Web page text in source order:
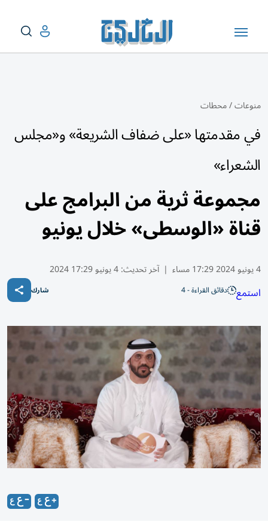
منوعات/محطات
في مقدمتها «على ضفاف الشريعة» و«مجلس
الشعراء»
مجموعة ثرية من البرامج على
قناة «الوسطى» خلال يونيو
4 يونيو 2024 17:29 مساء | آخر تحديث:4 يونيو 17:29 2024
استمع دقائق القراءة - 4 شارك